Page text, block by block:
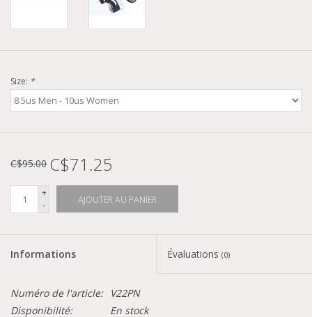
Size: *
C$95.00 C$71.25
+
-
AJOUTER AU PANIER
Informations Évaluations (0)
Numéro de l'article:
V22PN
Disponibilité:
En stock